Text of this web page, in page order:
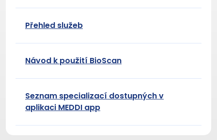
Přehled služeb
Návod k použití BioScan
Seznam specializací dostupných v
aplikaci MEDDI app